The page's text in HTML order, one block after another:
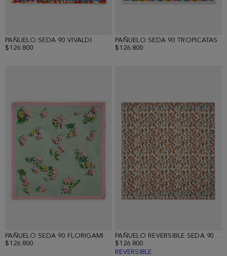
PAÑUELO SEDA 90 VIVALDI
$126.800
PAÑUELO SEDA 90 TROPICATAS
$126.800
PAÑUELO SEDA 90 FLORIGAMI
$126.800
PAÑUELO REVERSIBLE SEDA 90 GAMBICHO
$126.800
REVERSIBLE